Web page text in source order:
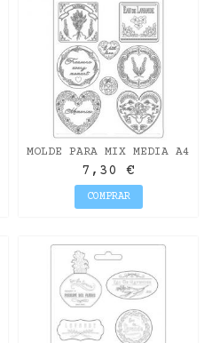
MOLDE PARA MIX MEDIA A4
PROVENCE "PLATES AND
HEARTS"...
7,30 €
COMPRAR